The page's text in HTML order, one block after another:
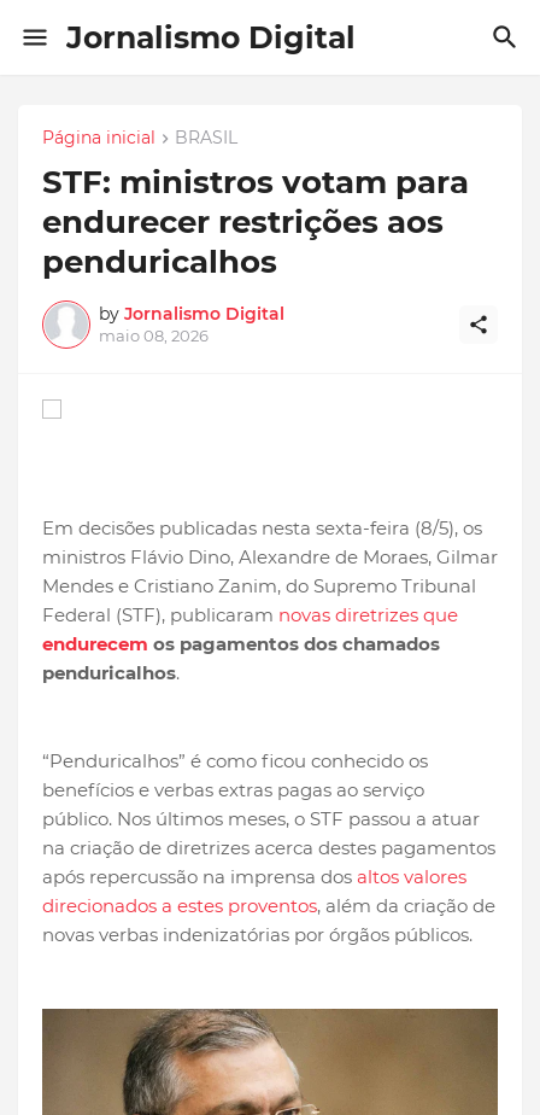
Jornalismo Digital
Página inicial BRASIL
STF: ministros votam para
endurecer restrições aos
penduricalhos
by Jornalismo Digital
maio 08, 2026
Em decisões publicadas nesta sexta-feira (8/5), os
ministros Flávio Dino, Alexandre de Moraes, Gilmar
Mendes e Cristiano Zanim, do Supremo Tribunal
Federal (STF), publicaram novas diretrizes que
endurecem os pagamentos dos chamados
penduricalhos.
“Penduricalhos” é como ficou conhecido os
benefícios e verbas extras pagas ao serviço
público. Nos últimos meses, o STF passou a atuar
na criação de diretrizes acerca destes pagamentos
após repercussão na imprensa dos altos valores
direcionados a estes proventos, além da criação de
novas verbas indenizatórias por órgãos públicos.